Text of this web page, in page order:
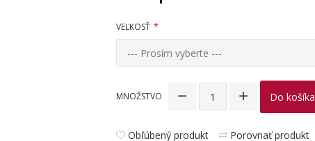
VEĽKOSŤ
--- Prosím vyberte ---
MNOŽSTVO Do košíka
Obľúbený produkt Porovnať produkt